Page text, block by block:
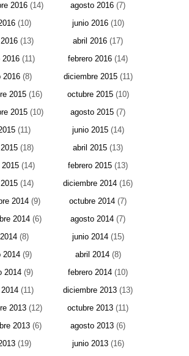
2016 (14) agosto 2016 (7)
(10) junio 2016(10)
(13) abril 2016 (17)
2016(11) febrero 2016 (14)
2016(8) diciembre 2015(11)
2015 (16) octubre 2015(10)
2015 (10) agosto 2015 (7)
(11) junio 2015(14)
(18) abril 2015 (13)
(14) febrero 2015 (13)
(14) diciembre 2014 (16)
2014(9) octubre 2014 (7)
2014(6) agosto 2014 (7)
(8) junio 2014(15)
2014(9) abril 2014(8)
2014(9) febrero 2014 (10)
(11) diciembre 2013 (13)
2013 (12) octubre 2013 (11)
2013(6) agosto 2013 (6)
(19) junio 2013(16)